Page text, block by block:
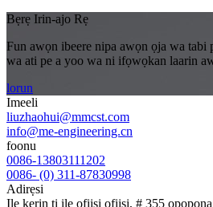
Bẹrẹ Irin-ajo Rẹ
Fun awọn ibeere nipa awọn ọja wa
wa ati pe a yoo wa ni ifọwọkan laarin
lorun
Imeeli
liuzhaohui@mmcst.com
info@me-engineering.cn
foonu
0086-13803111202
0086- (0) 311-87830998
Adirẹsi
Ilẹ kẹrin ti ile ọfiisi ọfiisi, # 355